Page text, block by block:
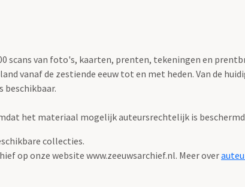
scans van foto's, kaarten, prenten, tekeningen en
vanaf de zestiende eeuw tot en met heden. Van de
beschikbaar.
het materiaal mogelijk auteursrechtelijk is
collecties.
op onze website www.zeeuwsarchief.nl. Meer over